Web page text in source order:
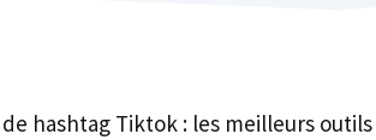
hashtag Tiktok : les meilleurs outils